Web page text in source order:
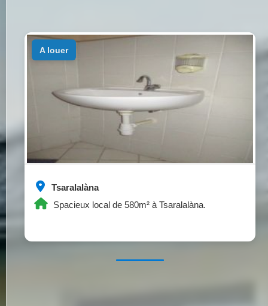
Tsaralalàna
Spacieux local de 580m² à Tsaralalàna.
a louer